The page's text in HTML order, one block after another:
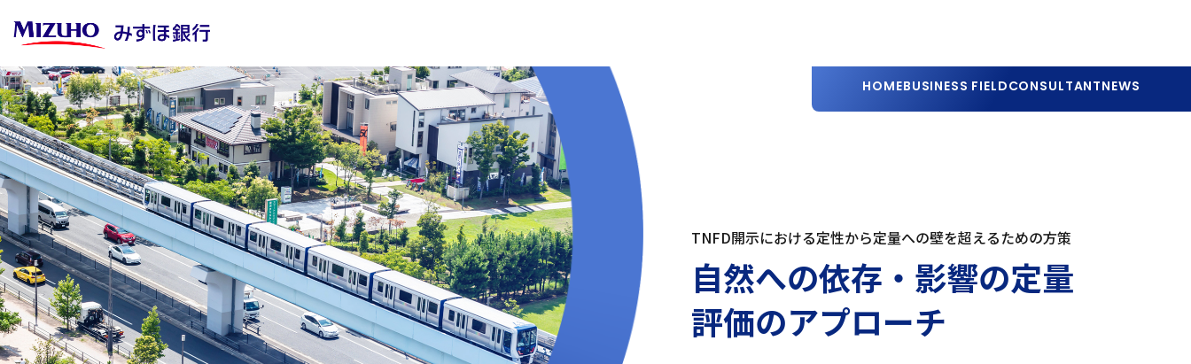
HOMEBUSINESS FIELDCONSULTANTNEWS
TNFD開示における定性から定量への壁を超えるための方策
自然への依存・影響の定量
評価のアプローチ